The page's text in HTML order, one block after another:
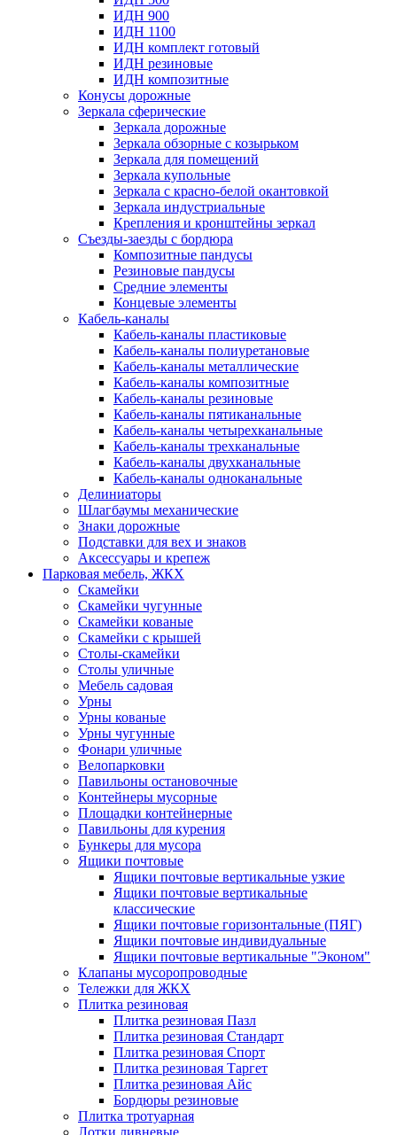
ИДН 900
ИДН 1100
ИДН комплект готовый
ИДН резиновые
ИДН композитные
Конусы дорожные
Зеркала сферические
Зеркала дорожные
Зеркала обзорные с козырьком
Зеркала для помещений
Зеркала купольные
Зеркала с красно-белой окантовкой
Зеркала индустриальные
Крепления и кронштейны зеркал
Съезды-заезды с бордюра
Композитные пандусы
Резиновые пандусы
Средние элементы
Концевые элементы
Кабель-каналы
Кабель-каналы пластиковые
Кабель-каналы полиуретановые
Кабель-каналы металлические
Кабель-каналы композитные
Кабель-каналы резиновые
Кабель-каналы пятиканальные
Кабель-каналы четырехканальные
Кабель-каналы трехканальные
Кабель-каналы двухканальные
Кабель-каналы одноканальные
Делиниаторы
Шлагбаумы механические
Знаки дорожные
Подставки для вех и знаков
Аксессуары и крепеж
Парковая мебель, ЖКХ
Скамейки
Скамейки чугунные
Скамейки кованые
Скамейки с крышей
Столы-скамейки
Столы уличные
Мебель садовая
Урны
Урны кованые
Урны чугунные
Фонари уличные
Велопарковки
Павильоны остановочные
Контейнеры мусорные
Площадки контейнерные
Павильоны для курения
Бункеры для мусора
Ящики почтовые
Ящики почтовые вертикальные узкие
Ящики почтовые вертикальные
классические
Ящики почтовые горизонтальные (ПЯГ)
Ящики почтовые индивидуальные
Ящики почтовые вертикальные "Эконом"
Клапаны мусоропроводные
Тележки для ЖКХ
Плитка резиновая
Плитка резиновая Пазл
Плитка резиновая Стандарт
Плитка резиновая Спорт
Плитка резиновая Таргет
Плитка резиновая Айс
Бордюры резиновые
Плитка тротуарная
Лотки ливневые